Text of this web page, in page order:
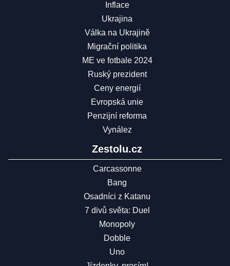
Inflace
Ukrajina
Válka na Ukrajině
Migrační politika
ME ve fotbale 2024
Ruský prezident
Ceny energií
Evropská unie
Penzijní reforma
Vynález
Zestolu.cz
Carcassonne
Bang
Osadníci z Katanu
7 divů světa: Duel
Monopoly
Dobble
Uno